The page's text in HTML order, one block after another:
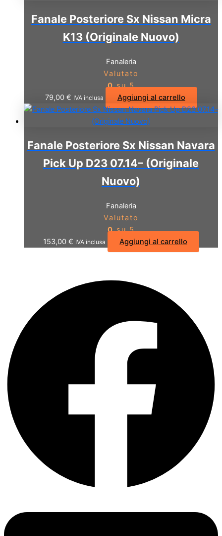
Fanale Posteriore Sx Nissan Micra
K13 (Originale Nuovo)
Fanaleria
Valutato
0su 5
79,00 € IVA inclusa Aggiungi al carrello
Fanale Posteriore Sx Nissan Navara
Pick Up D23 07.14– (Originale
Nuovo)
Fanaleria
Valutato
0su 5
153,00 € IVA inclusa Aggiungi al carrello